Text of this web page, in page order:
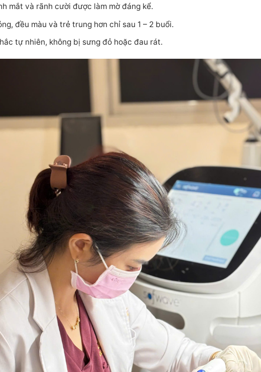
mắt và rãnh cười được làm mờ đáng kể.
đều màu và trẻ trung hơn chỉ sau 1 – 2 buổi.
tự nhiên, không bị sưng đỏ hoặc đau rát.